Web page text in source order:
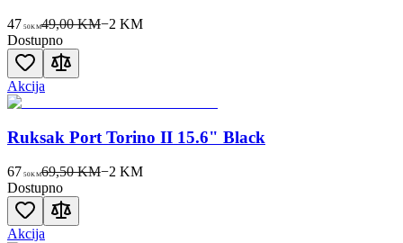
47 50KM49,00 KM−2 KM
Dostupno
Akcija
Ruksak Port Torino II 15.6" Black
67 50KM69,50 KM−2 KM
Dostupno
Akcija